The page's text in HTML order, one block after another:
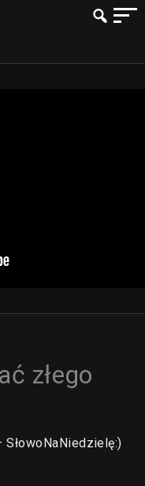
złego